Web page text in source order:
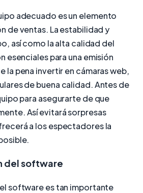
adecuado es un elemento
de ventas. La estabilidad y
así como la alta calidad del
esenciales para una emisión
la pena invertir en cámaras web,
de buena calidad. Antes de
para asegurarte de que
Así evitará sorpresas
a los espectadores la
del software
software es tan importante